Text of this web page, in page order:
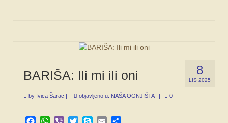
8
LIS 2025
BARIŠA: Ili mi ili oni
by Ivica Šarac objavljeno u: NAŠA OGNJIŠTA 0